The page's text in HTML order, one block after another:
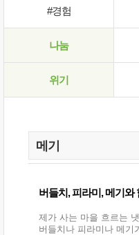
#경험
나눔
위기
버들치, 피라미, 메기와
제가 사는 마을 흐르는
버들치나 피라미나 메기